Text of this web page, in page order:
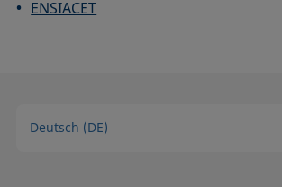
ENSIACET
Deutsch (DE)